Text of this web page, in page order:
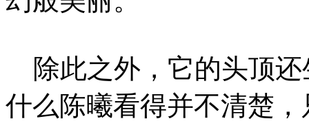
除此之外，它的头顶还
什么陈曦看得并不清楚